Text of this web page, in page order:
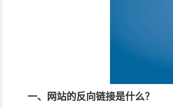
一、网站的反向链接是什么？